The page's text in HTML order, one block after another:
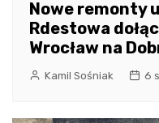
Nowe remonty
Rdestowa
Wrocław na
Kamil Sośniak 6